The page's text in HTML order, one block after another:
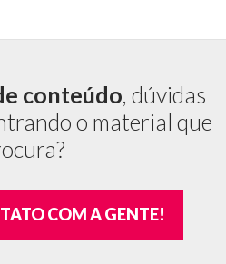
conteúdo , dúvidas
o material que
COM A GENTE!